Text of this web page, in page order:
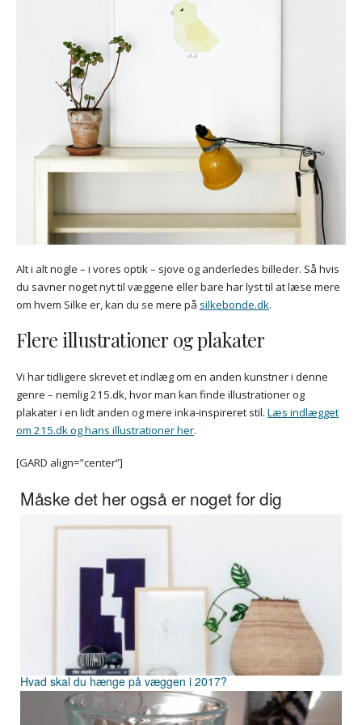
Alt i alt nogle – i vores optik – sjove og anderledes billeder. Så hvis
du savner noget nyt til væggene eller bare har lyst til at læse mere
om hvem Silke er, kan du se mere på silkebonde.dk.
Flere illustrationer og plakater
Vi har tidligere skrevet et indlæg om en anden kunstner i denne
genre – nemlig 215.dk, hvor man kan finde illustrationer og
plakater i en lidt anden og mere inka-inspireret stil. Læs indlægget
om 215.dk og hans illustrationer her.
[GARD align=”center”]
Måske det her også er noget for dig
Hvad skal du hænge på væggen i 2017?